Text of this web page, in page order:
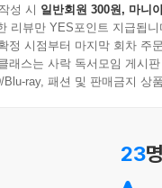
성 시 일반회원 300원, 마니
리뷰만 YES포인트 지급됩니
정 시점부터 마지막 회차 주
래스는 사락 독서모임 게시
Blu-ray, 패션 및 판매금지 상
23